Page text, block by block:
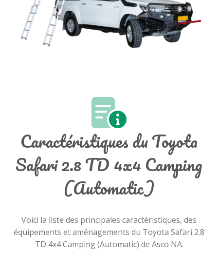
Caractéristiques du Toyota
Safari 2.8 TD 4x4 Camping
(Automatic)
Voici la liste des principales caractéristiques, des
équipements et aménagements du Toyota Safari 2.8
TD 4x4 Camping (Automatic) de Asco NA.